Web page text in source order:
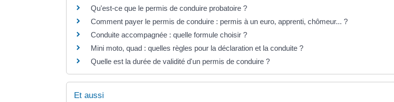
Qu'est-ce que le permis de conduire probatoire ?
Comment payer le permis de conduire : permis à un euro, apprenti, chômeur... ?
Conduite accompagnée : quelle formule choisir ?
Mini moto, quad : quelles règles pour la déclaration et la conduite ?
Quelle est la durée de validité d'un permis de conduire ?
Et aussi